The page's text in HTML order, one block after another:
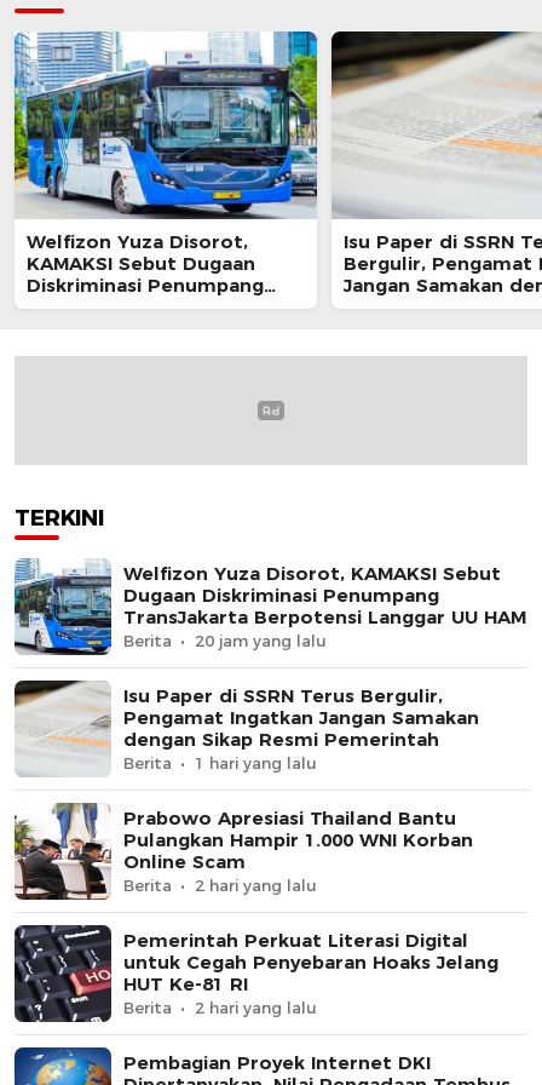
Welfizon Yuza Disorot,
KAMAKSI Sebut Dugaan
Diskriminasi Penumpang
TransJakarta Berpotensi
Isu Paper di SSRN
Bergulir, Pengamat
Jangan Samakan
Sikap Resmi
TERKINI
Welfizon Yuza Disorot, KAMAKSI Sebut
Dugaan Diskriminasi Penumpang
TransJakarta Berpotensi Langgar UU HAM
Berita 20 jam yang lalu
Isu Paper di SSRN Terus Bergulir,
Pengamat Ingatkan Jangan Samakan
dengan Sikap Resmi Pemerintah
Berita 1 hari yang lalu
Prabowo Apresiasi Thailand Bantu
Pulangkan Hampir 1.000 WNI Korban
Online Scam
Berita 2 hari yang lalu
Pemerintah Perkuat Literasi Digital
untuk Cegah Penyebaran Hoaks Jelang
HUT Ke-81 RI
Berita 2 hari yang lalu
Pembagian Proyek Internet DKI